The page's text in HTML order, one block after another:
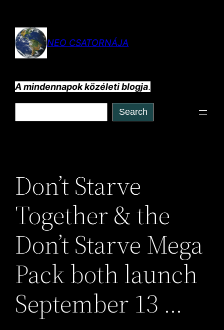
tartalomhozNEO CSATORNÁJA
A mindennapok közéleti blogja.
Search
Don’t Starve
Together & the
Don’t Starve Mega
Pack both launch
September 13 …